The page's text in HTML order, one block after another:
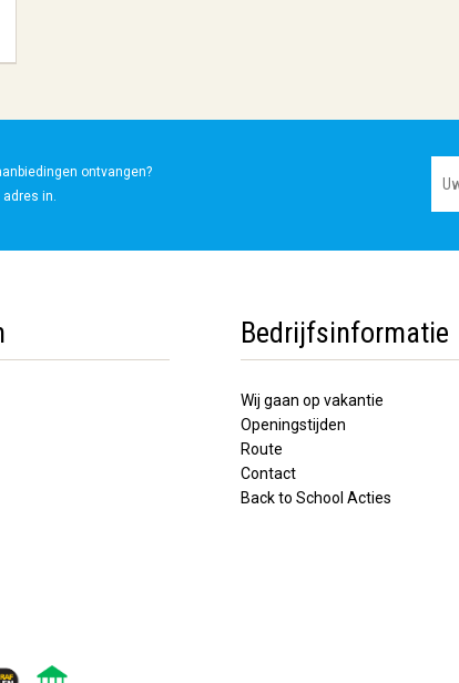
ontvangen?
in.
Bedrijfsinformatie
Wij gaan op vakantie
Openingstijden
Route
Contact
Back to School Acties